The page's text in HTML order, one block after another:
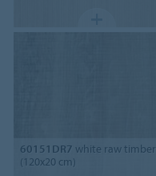
60151DR7 white raw timber
(120x20 cm)